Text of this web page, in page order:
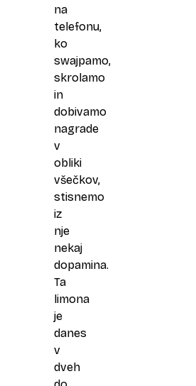
na
telefonu,
ko
swajpamo,
skrolamo
in
dobivamo
nagrade
v
obliki
všečkov,
stisnemo
iz
nje
nekaj
dopamina.
Ta
limona
je
danes
v
dveh